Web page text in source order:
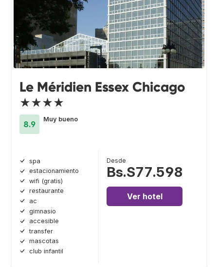
Le Méridien Essex Chicago
★★★★
8.9
Muy bueno
spa
estacionamiento
wifi (gratis)
restaurante
ac
gimnasio
accesible
transfer
mascotas
club infantil
Desde
Bs.S77.598
Ver hotel